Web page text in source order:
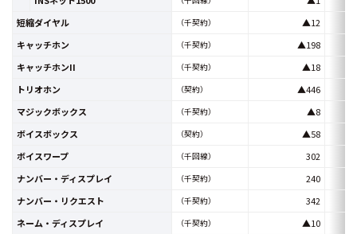
短縮ダイヤル
（千契約）
▲12
キャッチホン
（千契約）
▲198
キャッチホンII
（千契約）
▲18
トリオホン
（契約）
▲446
マジックボックス
（千契約）
▲8
ボイスボックス
（契約）
▲58
ボイスワープ
（千回線）
302
ナンバー・ディスプレイ
（千契約）
240
ナンバー・リクエスト
（千契約）
342
ネーム・ディスプレイ
（千契約）
▲10